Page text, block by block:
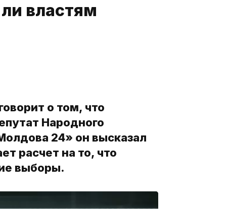
властям
о том, что
Народного
24» он высказал
расчет на то, что
выборы.